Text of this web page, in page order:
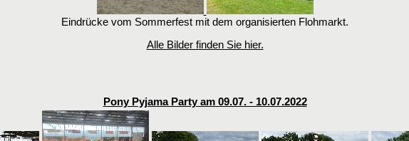
Eindrücke vom Sommerfest mit dem organisierten Flohmarkt.
Alle Bilder finden Sie hier.
Pony Pyjama Party am 09.07. - 10.07.2022